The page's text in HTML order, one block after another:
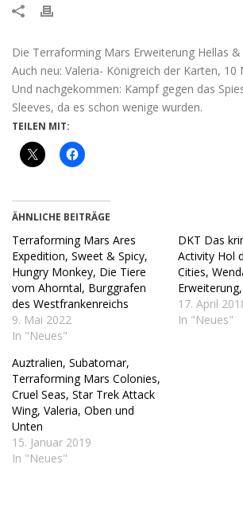
Die Terraforming Mars Erweiterung Hellas &
Auch neu: Valeria- Königreich der Karten, 10
Und nachgekommen: Kampf gegen das
Sleeves, da es schon wenige wurden.
TEILEN MIT:
ÄHNLICHE BEITRÄGE
Terraforming Mars Ares
Expedition, Sweet & Spicy,
Hungry Monkey, Die Tiere
vom Ahorntal, Burggrafen
des Westfrankenreichs
9. Mai 2022
In "Neues"
DKT Das
Activity Hol
Cities,
17. April
In "Neues"
Auztralien, Subatomar,
Terraforming Mars Colonies,
Cruel Seas, Star Trek Attack
Wing, Valeria, Oben und
Unten
15. Januar 2019
In "Neues"